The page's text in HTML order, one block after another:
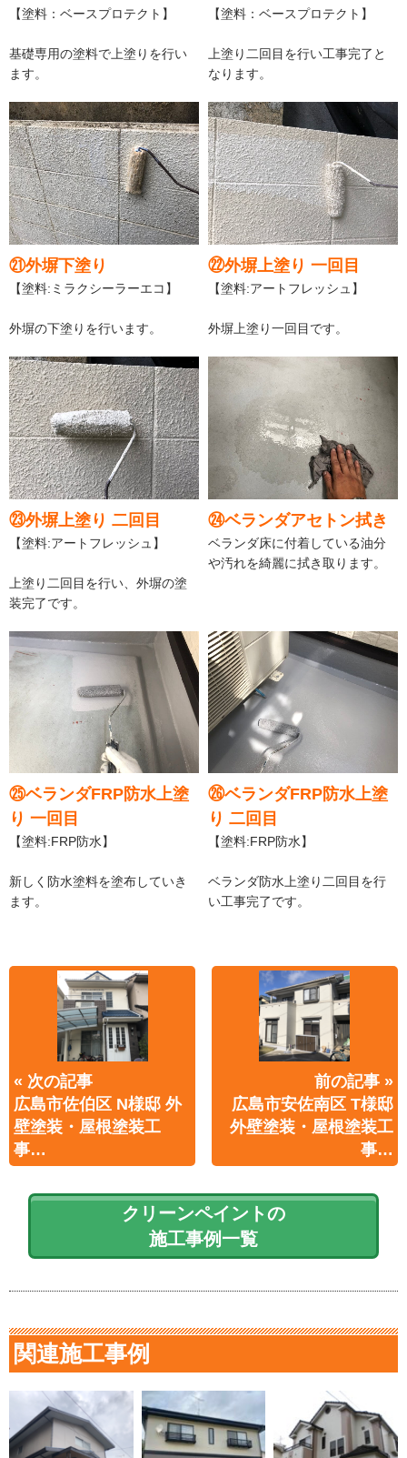
【塗料：ベースプロテクト】
基礎専用の塗料で上塗りを行い
ます。
【塗料：ベースプロテクト】
上塗り二回目を行い工事完了と
なります。
㉑外塀下塗り
【塗料:ミラクシーラーエコ】
外塀の下塗りを行います。
㉒外塀上塗り 一回目
【塗料:アートフレッシュ】
外塀上塗り一回目です。
㉓外塀上塗り 二回目
【塗料:アートフレッシュ】
上塗り二回目を行い、外塀の塗
装完了です。
㉔ベランダアセトン拭き
ベランダ床に付着している油分
や汚れを綺麗に拭き取ります。
㉕ベランダFRP防水上塗
り 一回目
【塗料:FRP防水】
新しく防水塗料を塗布していき
ます。
㉖ベランダFRP防水上塗
り 二回目
【塗料:FRP防水】
ベランダ防水上塗り二回目を行
い工事完了です。
« 次の記事
広島市佐伯区 N様邸 外
壁塗装・屋根塗装工
事…
前の記事 »
広島市安佐南区 T様邸
外壁塗装・屋根塗装工
事…
クリーンペイントの
施工事例一覧
関連施工事例